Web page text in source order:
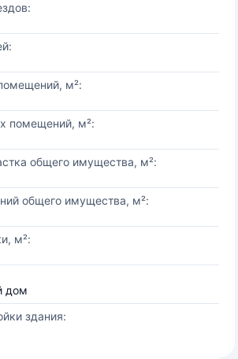
м²:
помещений, м²:
общего имущества, м²:
общего имущества, м²:
м²:
дом
здания: